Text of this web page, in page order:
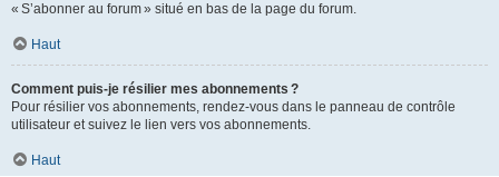
« S’abonner au forum » situé en bas de la page du forum.
Haut
Comment puis-je résilier mes abonnements ?
Pour résilier vos abonnements, rendez-vous dans le panneau de contrôle
utilisateur et suivez le lien vers vos abonnements.
Haut